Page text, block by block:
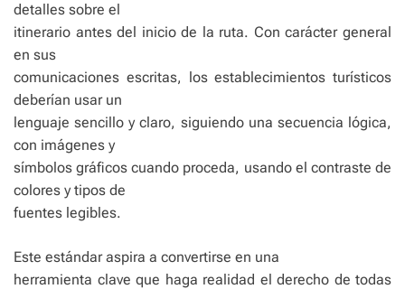
detalles sobre el
itinerario antes del inicio de la ruta. Con carácter general
en sus
comunicaciones escritas, los establecimientos turísticos
deberían usar un
lenguaje sencillo y claro, siguiendo una secuencia lógica,
con imágenes y
símbolos gráficos cuando proceda, usando el contraste de
colores y tipos de
fuentes legibles.
Este estándar aspira a convertirse en una
herramienta clave que haga realidad el derecho de todas